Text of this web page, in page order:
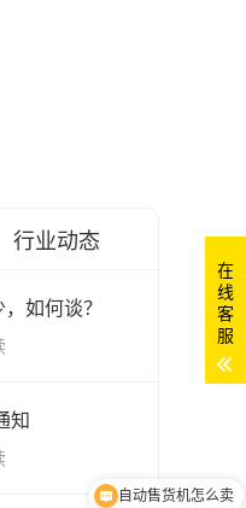
行业动态
如何谈？
知
医
在
线
客
服
自动售货机怎么卖